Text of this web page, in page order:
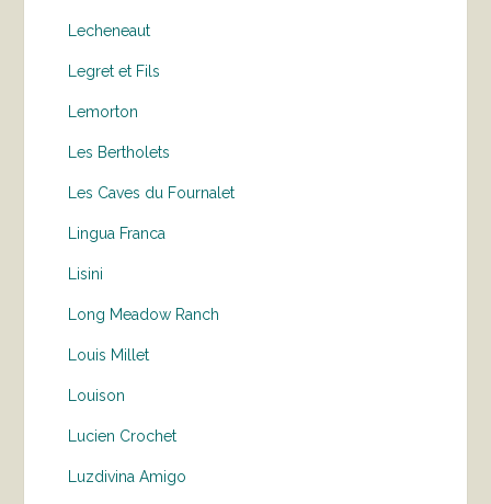
Lecheneaut
Legret et Fils
Lemorton
Les Bertholets
Les Caves du Fournalet
Lingua Franca
Lisini
Long Meadow Ranch
Louis Millet
Louison
Lucien Crochet
Luzdivina Amigo